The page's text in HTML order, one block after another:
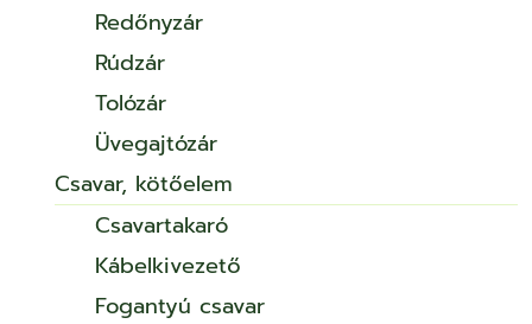
Redőnyzár
Rúdzár
Tolózár
Üvegajtózár
Csavar, kötőelem
Csavartakaró
Kábelkivezető
Fogantyú csavar